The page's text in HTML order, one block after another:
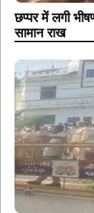
छप्पर में लगी
सामान राख